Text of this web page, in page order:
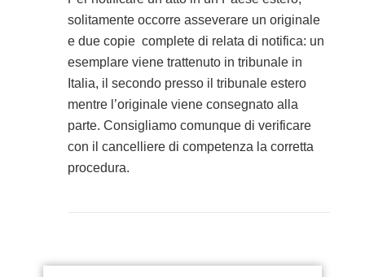
solitamente occorre asseverare un originale
e due copie complete di relata di notifica: un
esemplare viene trattenuto in tribunale in
Italia, il secondo presso il tribunale estero
mentre l’originale viene consegnato alla
parte. Consigliamo comunque di verificare
con il cancelliere di competenza la corretta
procedura.